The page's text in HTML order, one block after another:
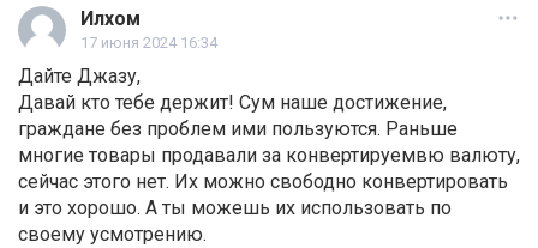
Илхом
17 июня 2024 16:34
Дайте Джазу,
Давай кто тебе держит! Сум наше достижение,
граждане без проблем ими пользуются. Раньше
многие товары продавали за конвертируемвю валюту,
сейчас этого нет. Их можно свободно конвертировать
и это хорошо. А ты можешь их использовать по
своему усмотрению.